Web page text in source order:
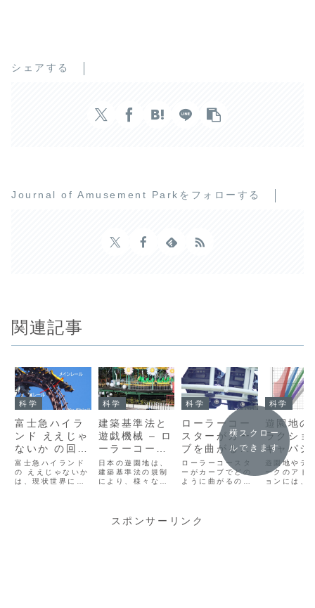
シェアする
Journal of Amusement Parkをフォローする
関連記事
科学
富士急ハイラ
ンド ええじゃ
ないか の回転
角度範囲とそ
の理由を考え
る
富士急ハイランド
の ええじゃないか
は、現状世界に3
科学
建築基準法と
遊戯機械 – ロ
ーラーコース
ター設置の工
夫
日本の遊園地は、
建築基準法の規制
により、様々な制
設置に一工夫必要
な場合がありま
科学
ローラーコー
スターがカー
ブを曲がる方
法
ローラーコースタ
ーがカーブでどの
ように曲がるの
きはそう簡単では
ありません。どの
科学
遊園地の
ラクショ
キャパシ
設計
遊園地やテ
ークのアト
ョンには、
横スクロー
ルできます
スポンサーリンク